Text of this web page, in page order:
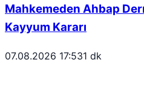
Mahkemeden Ahbap
Kayyum Kararı
07.08.2026 17:531 dk